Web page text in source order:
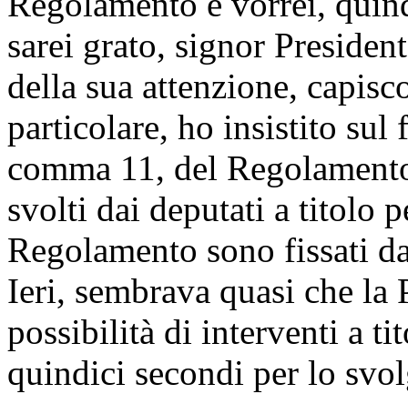
sarei grato, signor
della sua attenzione,
particolare, ho insistito sul
comma 11, del
svolti dai deputati a titolo
Regolamento sono fissati
Ieri, sembrava quasi che la
possibilità di interventi a
quindici secondi per lo